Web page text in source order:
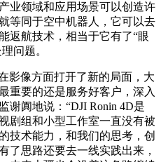
业领域和应用场景可以创造许
等同于空中机器人，它可以去
返航技术，相当于它有了“眼
问题。
影像方面打开了新的局面，大
重要的还是服务好客户，深入
谢阗地说：“DJI Ronin 4D是
剧组和小型工作室一直没有被
技术能力，和我们的思考，创
了思路还要去一线实践出来，